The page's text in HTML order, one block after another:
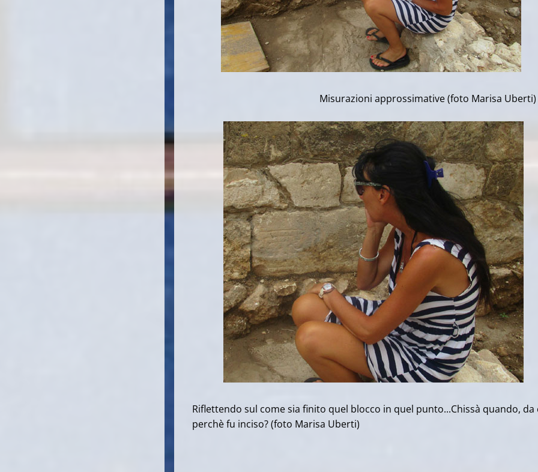
Misurazioni approssimative(foto Marisa Uberti)
Riflettendo sul come sia finito quel blocco in quel punto...Chissà quando, da
perchè fu inciso?(foto Marisa Uberti)